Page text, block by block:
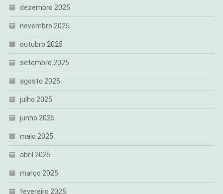
dezembro 2025
novembro 2025
outubro 2025
setembro 2025
agosto 2025
julho 2025
junho 2025
maio 2025
abril 2025
março 2025
fevereiro 2025